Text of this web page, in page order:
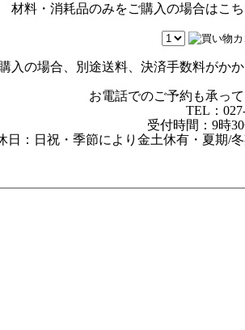
材料・消耗品のみをご購入の場合はこち
入の場合、 別途送料、決済手数料がかか
お電話でのご予約も承っ
TEL：
受付時間：9時
日：日祝・季節により金土休有・夏期/